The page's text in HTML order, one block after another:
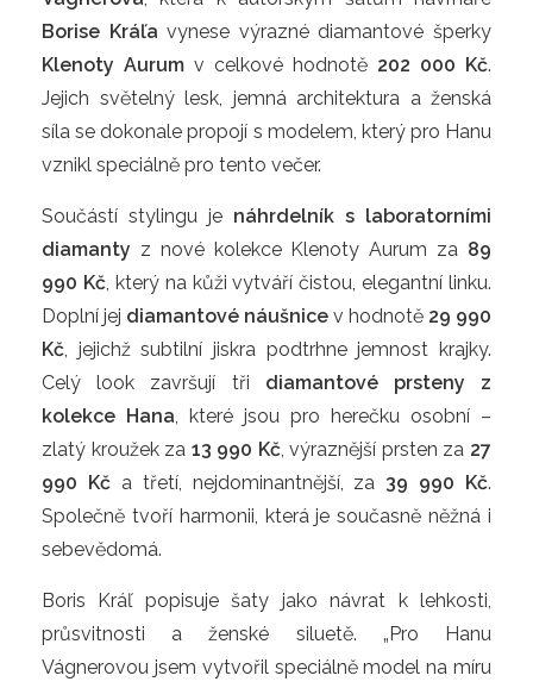
Borise Kráľa
Klenoty Aurum v celkové hodnotě 202 000 Kč.
Jejich světelný lesk, jemná architektura a ženská
síla se dokonale propojí s modelem, který pro Hanu
vznikl speciálně pro tento večer.
Součástí stylingu je náhrdelník s laboratorními
diamanty z nové kolekce Klenoty Aurum za 89
990 Kč, který na kůži vytváří čistou, elegantní linku.
Doplní jej diamantové náušnice v hodnotě 29 990
Kč, jejichž subtilní jiskra podtrhne jemnost krajky.
Celý look završují tři diamantové prsteny z
kolekce Hana, které jsou pro herečku osobní –
zlatý kroužek za 13 990 Kč, výraznější prsten za 27
990 Kč a třetí, nejdominantnější, za 39 990 Kč.
Společně tvoří harmonii, která je současně něžná i
sebevědomá.
Boris Kráľ popisuje šaty jako návrat k lehkosti,
průsvitnosti a ženské siluetě. „Pro Hanu
Vágnerovou jsem vytvořil speciálně model na míru